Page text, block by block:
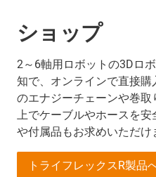
ショップ
2～6軸用ロボットの3Dロ
知で、オンラインで直接
のエナジーチェーンや巻取
上でケーブルやホースを
や付属品もお求めいただけ
トライフレックスR製品